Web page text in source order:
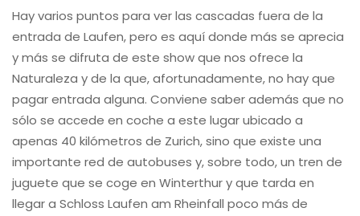
Hay varios puntos para ver las cascadas fuera de la
entrada de Laufen, pero es aquí donde más se aprecia
y más se difruta de este show que nos ofrece la
Naturaleza y de la que, afortunadamente, no hay que
pagar entrada alguna. Conviene saber además que no
sólo se accede en coche a este lugar ubicado a
apenas 40 kilómetros de Zurich, sino que existe una
importante red de autobuses y, sobre todo, un tren de
juguete que se coge en Winterthur y que tarda en
llegar a Schloss Laufen am Rheinfall poco más de